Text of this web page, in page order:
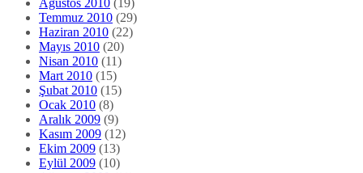
Temmuz 2010 (29)
Haziran 2010 (22)
Mayıs 2010 (20)
Nisan 2010 (11)
Mart 2010 (15)
Şubat 2010 (15)
Ocak 2010 (8)
Aralık 2009 (9)
Kasım 2009 (12)
Ekim 2009 (13)
Eylül 2009 (10)